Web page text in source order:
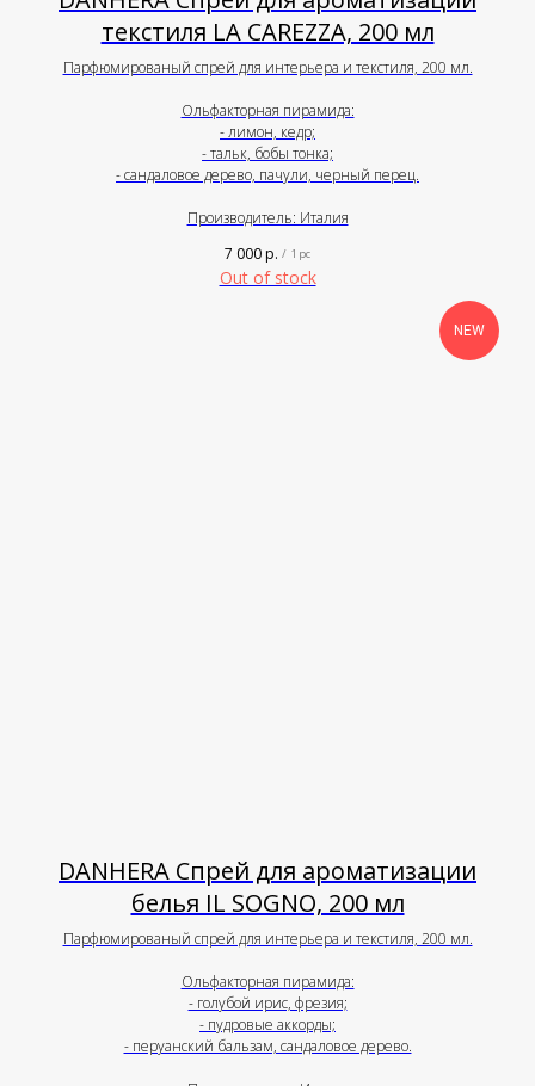
текстиля LA CAREZZA, 200 мл
Парфюмированый спрей для интерьера и текстиля, 200 мл.
Ольфакторная пирамида:
- лимон, кедр;
- тальк, бобы тонка;
- сандаловое дерево, пачули, черный перец.
Производитель: Италия
7 000р. / 1 pc
Out of stock
NEW
DANHERA Спрей для ароматизации
белья IL SOGNO, 200 мл
Парфюмированый спрей для интерьера и текстиля, 200 мл.
Ольфакторная пирамида:
- голубой ирис, фрезия;
- пудровые аккорды;
- перуанский бальзам, сандаловое дерево.